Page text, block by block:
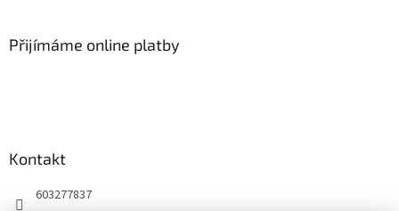
Přijímáme online platby
Kontakt
603277837